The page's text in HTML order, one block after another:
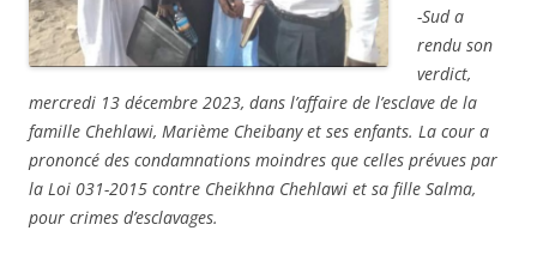
-Sud a
rendu son
verdict,
mercredi 13 décembre 2023, dans l’affaire de l’esclave de la
famille Chehlawi, Marième Cheibany et ses enfants. La cour a
prononcé des condamnations moindres que celles prévues par
la Loi 031-2015 contre Cheikhna Chehlawi et sa fille Salma,
pour crimes d’esclavages.